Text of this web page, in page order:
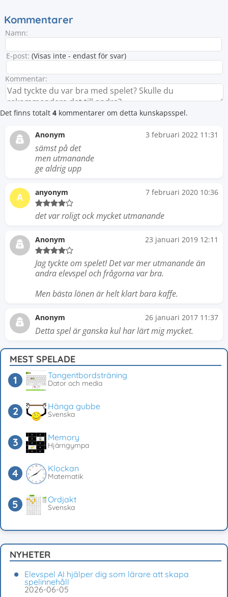
Kommentarer
Namn:
E-post: (Visas inte - endast för svar)
Kommentar:
Det finns totalt 4 kommentarer om detta kunskapsspel.
Anonym 3 februari 2022 11:31
sämst på det
men utmanande
ge aldrig upp
A anyonym 7 februari 2020 10:36
det var roligt ock mycket utmanande
Anonym 23 januari 2019 12:11
Jag tyckte om spelet! Det var mer utmanande än
andra elevspel och frågorna var bra.
Men bästa lönen är helt klart bara kaffe.
Anonym 26 januari 2017 11:37
Detta spel är ganska kul har lärt mig mycket.
MEST SPELADE
Tangentbordsträning
Dator och media
Hänga gubbe
Svenska
Memory
Hjärngympa
Klockan
Matematik
Ordjakt
Svenska
NYHETER
Elevspel AI hjälper dig som lärare att skapa
spelinnehåll
2026-06-05